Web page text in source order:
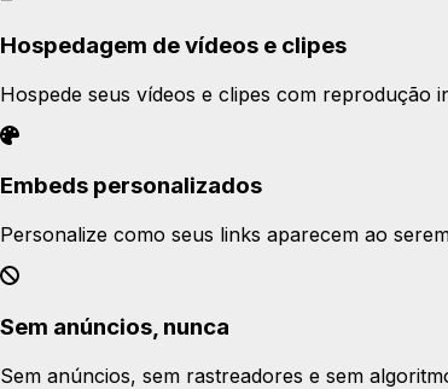
Hospedagem de vídeos e clipes
Hospede seus vídeos e clipes com reprodução
Embeds personalizados
Personalize como seus links aparecem ao
Sem anúncios, nunca
Sem anúncios, sem rastreadores e sem